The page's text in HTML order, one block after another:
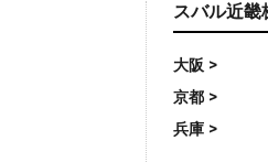
スバル近畿
大阪 >
京都 >
兵庫 >